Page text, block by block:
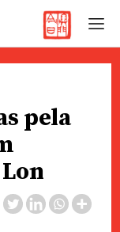
pela